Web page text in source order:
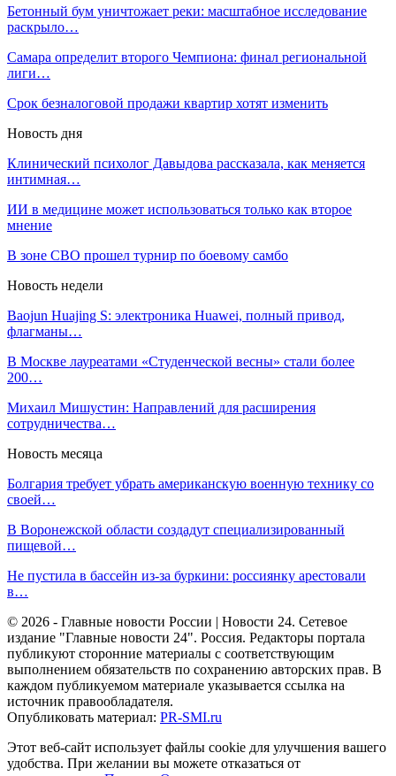
Бетонный бум уничтожает реки: масштабное исследование
раскрыло…
Самара определит второго Чемпиона: финал региональной
лиги…
Срок безналоговой продажи квартир хотят изменить
Новость дня
Клинический психолог Давыдова рассказала, как меняется
интимная…
ИИ в медицине может использоваться только как второе
мнение
В зоне СВО прошел турнир по боевому самбо
Новость недели
Baojun Huajing S: электроника Huawei, полный привод,
флагманы…
В Москве лауреатами «Студенческой весны» стали более
200…
Михаил Мишустин: Направлений для расширения
сотрудничества…
Новость месяца
Болгария требует убрать американскую военную технику со
своей…
В Воронежской области создадут специализированный
пищевой…
Не пустила в бассейн из-за буркини: россиянку арестовали
в…
© 2026 - Главные новости России | Новости 24. Сетевое
издание "Главные новости 24". Россия. Редакторы портала
публикуют сторонние материалы с соответствующим
выполнением обязательств по сохранению авторских прав. В
каждом публикуемом материале указывается ссылка на
источник правообладателя.
Опубликовать материал: PR-SMI.ru
Этот веб-сайт использует файлы cookie для улучшения вашего
удобства. При желании вы можете отказаться от